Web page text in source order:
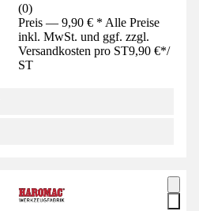
(0)
Preis — 9,90 € * Alle Preise
inkl. MwSt. und ggf. zzgl.
Versandkosten pro ST9,90 €*/
ST